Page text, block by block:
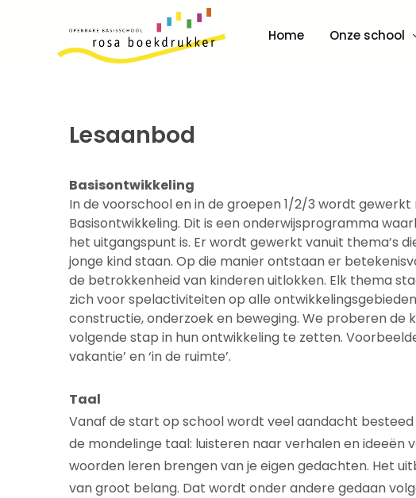
Home Onze school
Lesaanbod
Basisontwikkeling
In de voorschool en in de groepen 1/2/3 wordt
Basisontwikkeling. Dit is een onderwijsprogramma
het uitgangspunt is. Er wordt gewerkt vanuit thema’s
jonge kind staan. Op die manier ontstaan er
de betrokkenheid van kinderen uitlokken. Elk thema
zich voor spelactiviteiten op alle
constructie, onderzoek en beweging. We proberen de
volgende stap in hun ontwikkeling te zetten.
vakantie’ en ‘in de ruimte’.
Taal
Vanaf de start op school wordt veel aandacht
de mondelinge taal: luisteren naar verhalen en ideeën
woorden leren brengen van je eigen gedachten. Het
van groot belang. Dat wordt onder andere gedaan